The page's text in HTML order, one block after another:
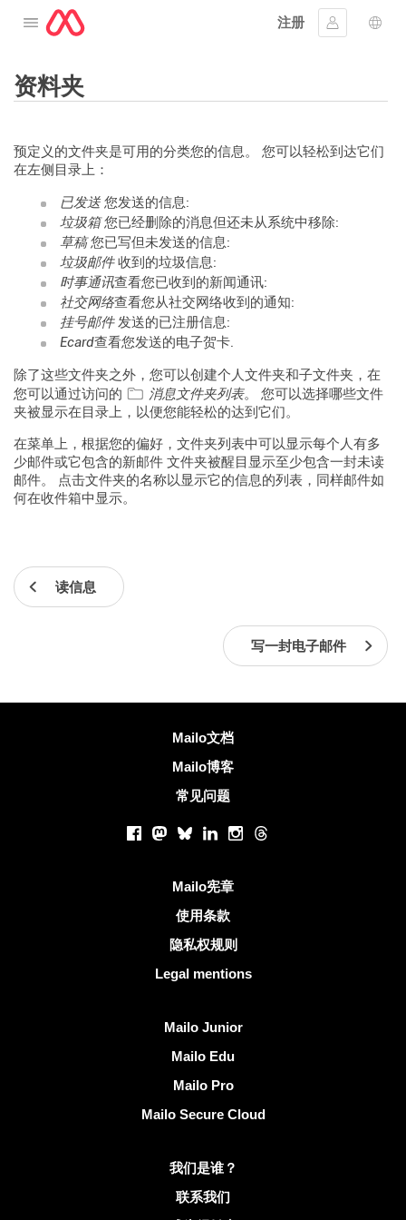
打开菜单
注册
登入 语言
资料夹
预定义的文件夹是可用的分类您的信息。 您可以轻松到达它们
在左侧目录上：
已发送 您发送的信息:
垃圾箱您已经删除的消息但还未从系统中移除:
草稿您已写但未发送的信息:
垃圾邮件收到的垃圾信息:
时事通讯查看您已收到的新闻通讯:
社交网络查看您从社交网络收到的通知:
挂号邮件发送的已注册信息:
Ecard查看您发送的电子贺卡.
除了这些文件夹之外，您可以创建个人文件夹和子文件夹，在
您可以通过访问的
消息文件夹列表。 您可以选择哪些文件
夹被显示在目录上，以便您能轻松的达到它们。
在菜单上，根据您的偏好，文件夹列表中可以显示每个人有多
少邮件或它包含的新邮件 文件夹被醒目显示至少包含一封未读
邮件。 点击文件夹的名称以显示它的信息的列表，同样邮件如
何在收件箱中显示。
读信息
写一封电子邮件
Mailo文档
Mailo博客
常见问题
Facebook
Mastodon
BlueskyLinkedInInstagram
Threads
Mailo宪章
使用条款
隐私权规则
Legal mentions
Mailo Junior
Mailo Edu
Mailo Pro
Mailo Secure Cloud
我们是谁？
联系我们